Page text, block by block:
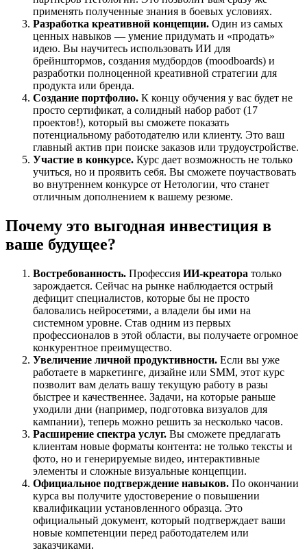
применять полученные знания в боевых условиях.
Разработка креативной концепции. Один из самых
ценных навыков — умение придумать и «продать»
идею. Вы научитесь использовать ИИ для
брейнштормов, создания мудбордов (moodboards) и
разработки полноценной креативной стратегии для
продукта или бренда.
Создание портфолио. К концу обучения у вас будет не
просто сертификат, а солидный набор работ (17
проектов!), который вы сможете показать
потенциальному работодателю или клиенту. Это ваш
главный актив при поиске заказов или трудоустройстве.
Участие в конкурсе. Курс дает возможность не только
учиться, но и проявить себя. Вы сможете поучаствовать
во внутреннем конкурсе от Нетологии, что станет
отличным дополнением к вашему резюме.
Почему это выгодная инвестиция в
ваше будущее?
Востребованность. Профессия ИИ-креатора только
зарождается. Сейчас на рынке наблюдается острый
дефицит специалистов, которые бы не просто
баловались нейросетями, а владели бы ими на
системном уровне. Став одним из первых
профессионалов в этой области, вы получаете огромное
конкурентное преимущество.
Увеличение личной продуктивности. Если вы уже
работаете в маркетинге, дизайне или SMM, этот курс
позволит вам делать вашу текущую работу в разы
быстрее и качественнее. Задачи, на которые раньше
уходили дни (например, подготовка визуалов для
кампании), теперь можно решить за несколько часов.
Расширение спектра услуг. Вы сможете предлагать
клиентам новые форматы контента: не только тексты и
фото, но и генерируемые видео, интерактивные
элементы и сложные визуальные концепции.
Официальное подтверждение навыков. По окончании
курса вы получите удостоверение о повышении
квалификации установленного образца. Это
официальный документ, который подтверждает ваши
новые компетенции перед работодателем или
заказчиками.